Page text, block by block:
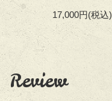
17,000円(税込)
Review